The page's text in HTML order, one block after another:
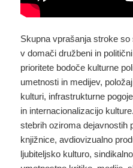
Skupna vprašanja stroke
v domači družbeni in
prioritete bodoče kulturne
umetnosti in medijev,
kulturi, infrastrukturne
in internacionalizacijo
stebrih oziroma dejavnostih
knjižnice, avdiovizualno
ljubiteljsko kulturo,